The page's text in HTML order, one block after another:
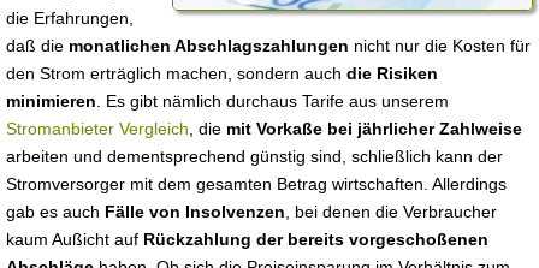
die Erfahrungen,
daß die monatlichen Abschlagszahlungen nicht nur die Kosten für
den Strom erträglich machen, sondern auch die Risiken
minimieren . Es gibt nämlich durchaus Tarife aus unserem
Stromanbieter Vergleich , die mit Vorkaße bei jährlicher Zahlweise
arbeiten und dementsprechend günstig sind, schließlich kann der
Stromversorger mit dem gesamten Betrag wirtschaften. Allerdings
gab es auch Fälle von Insolvenzen , bei denen die Verbraucher
kaum Außicht auf Rückzahlung der bereits vorgeschoßenen